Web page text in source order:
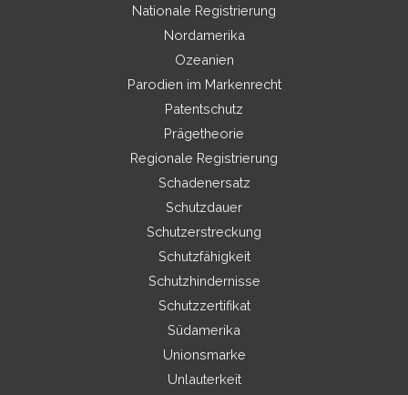
Nationale Registrierung
Nordamerika
Ozeanien
Parodien im Markenrecht
Patentschutz
Prägetheorie
Regionale Registrierung
Schadenersatz
Schutzdauer
Schutzerstreckung
Schutzfähigkeit
Schutzhindernisse
Schutzzertifikat
Südamerika
Unionsmarke
Unlauterkeit